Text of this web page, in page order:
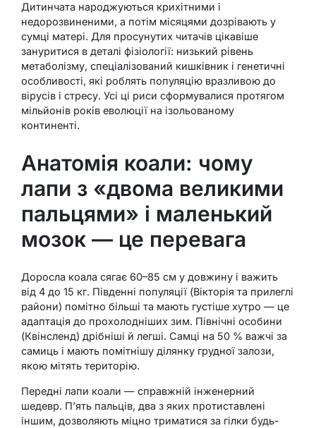
Дитинчата народжуються крихітними і
недорозвиненими, а потім місяцями дозрівають у
сумці матері. Для просунутих читачів цікавіше
зануритися в деталі фізіології: низький рівень
метаболізму, спеціалізований кишківник і генетичні
особливості, які роблять популяцію вразливою до
вірусів і стресу. Усі ці риси сформувалися протягом
мільйонів років еволюції на ізольованому
континенті.
Анатомія коали: чому
лапи з «двома великими
пальцями» і маленький
мозок — це перевага
Доросла коала сягає 60–85 см у довжину і важить
від 4 до 15 кг. Південні популяції (Вікторія та прилеглі
райони) помітно більші та мають густіше хутро — це
адаптація до прохолодніших зим. Північні особини
(Квінсленд) дрібніші й легші. Самці на 50 % важчі за
самиць і мають помітнішу ділянку грудної залози,
якою мітять територію.
Передні лапи коали — справжній інженерний
шедевр. П’ять пальців, два з яких протиставлені
іншим, дозволяють міцно триматися за гілки будь-